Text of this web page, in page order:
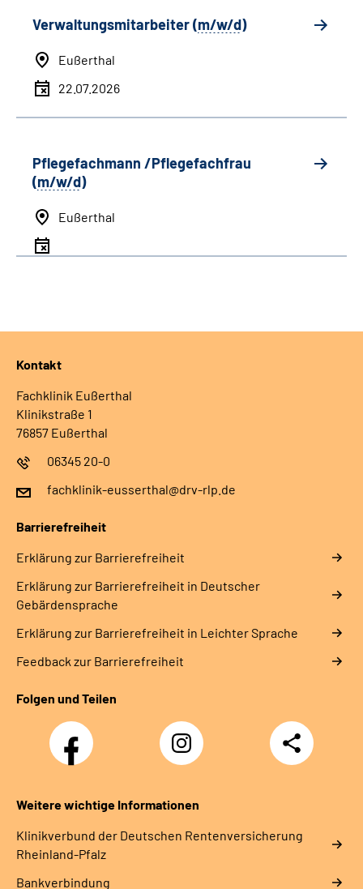
Verwaltungsmitarbeiter (m/w/d)
Eußerthal
22.07.2026
Pflegefachmann /Pflegefachfrau
(m/w/d)
Eußerthal
Kontakt
Fachklinik Eußerthal
Klinikstraße 1
76857 Eußerthal
06345 20-0
fachklinik-eusserthal@drv-rlp.de
Barrierefreiheit
Erklärung zur Barrierefreiheit
Erklärung zur Barrierefreiheit in Deutscher
Gebärdensprache
Erklärung zur Barrierefreiheit in Leichter Sprache
Feedback zur Barrierefreiheit
Folgen und Teilen
Facebook
Instagram
DRV
Nachwuchskräfte
Teilen
Weitere wichtige Informationen
Klinikverbund der Deutschen Rentenversicherung
Rheinland-Pfalz
Bankverbindung